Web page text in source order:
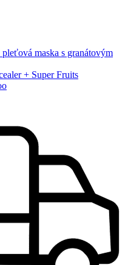
maska s granátovým
+ Super Fruits